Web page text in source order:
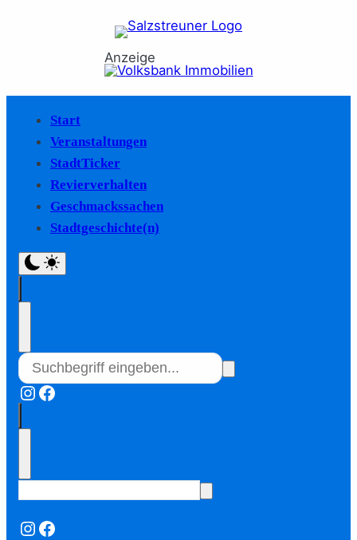
Anzeige
Start
Veranstaltungen
StadtTicker
Revierverhalten
Geschmackssachen
Stadtgeschichte(n)
Instagram
Facebook
Instagram
Facebook